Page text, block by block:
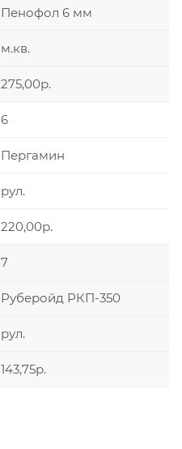
Пенофол 6 мм
м.кв.
275,00р.
6
Пергамин
рул.
220,00р.
7
Руберойд РКП-350
рул.
143,75р.